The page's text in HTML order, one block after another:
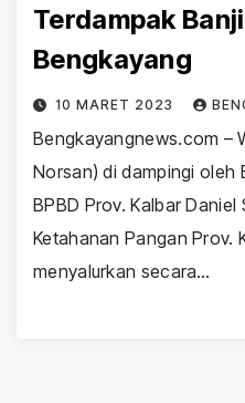
Terdampak
Bengkayang
10 MARET 2023
Bengkayangnews.com –
Norsan) di dampingi oleh
BPBD Prov. Kalbar Daniel
Ketahanan Pangan Prov.
menyalurkan secara…